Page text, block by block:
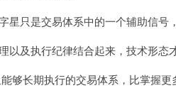
星只是交易体系中的一个辅助信号
以及执行纪律结合起来，技术形态
够长期执行的交易体系，比掌握